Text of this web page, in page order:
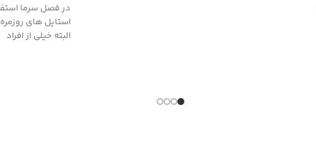
در فصل سرما
استایل های
البته خیلی از افراد